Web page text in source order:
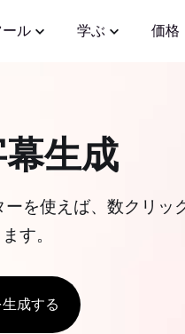
ール 学ぶ 価格
生成
を使えば、数クリッ
す。
成する